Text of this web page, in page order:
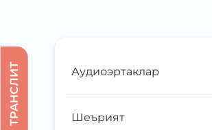
Аудиоэртаклар
Шеърият
ТРАНСЛИТ